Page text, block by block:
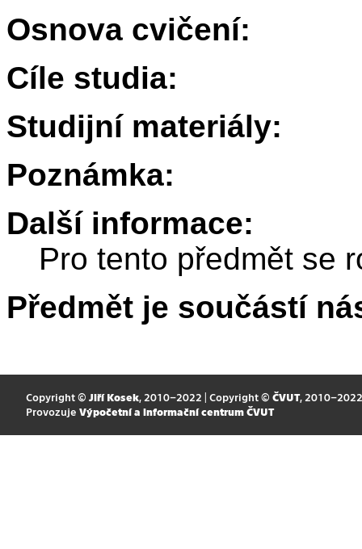
Osnova cvičení:
Cíle studia:
Studijní materiály:
Poznámka:
Další informace:
Pro tento předmět se
Předmět je součástí
Copyright © Jiří Kosek, 2010–2022 | Copyright © ČVUT, 2010–2022
Provozuje Výpočetní a informační centrum ČVUT